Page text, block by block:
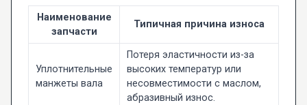
Наименование
запчасти
Типичная причина износа
Уплотнительные
манжеты вала
Потеря эластичности из-за
высоких температур или
несовместимости с маслом,
абразивный износ.